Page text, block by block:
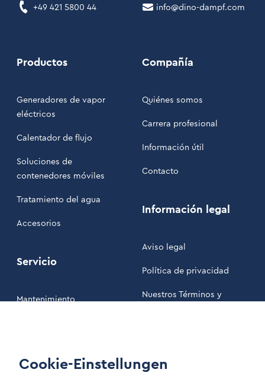
+49 421 5800 44 info@dino-dampf.com
Productos
Generadores de vapor
eléctricos
Calentador de flujo
Soluciones de
contenedores móviles
Tratamiento del agua
Accesorios
Servicio
Mantenimiento
Compañía
Quiénes somos
Carrera profesional
Información útil
Contacto
Información legal
Aviso legal
Política de privacidad
Nuestros Términos y
LinkIn Link
Cookie-Einstellungen